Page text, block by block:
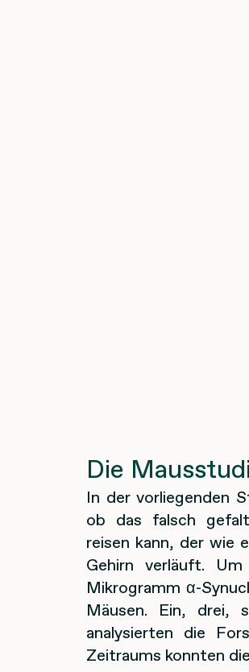
Die
In der vorliegenden
ob das falsch
reisen kann, der wie
Gehirn verläuft.
Mikrogramm α-
Mäusen. Ein, drei,
analysierten die
Zeitraums konnten